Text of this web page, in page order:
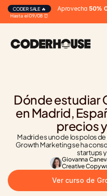
Hasta el 09/08 ⏰
CODER SALE 🔥 Aprovecha 50%
Dónde estudiar
en Madrid,
precios
Madrid es uno de los polos
Growth Marketing se ha
startups
Giovanna
Creative
Ver curso de